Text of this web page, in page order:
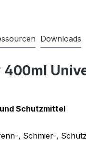
Downloads
Schutzmittel
, Schmier-,